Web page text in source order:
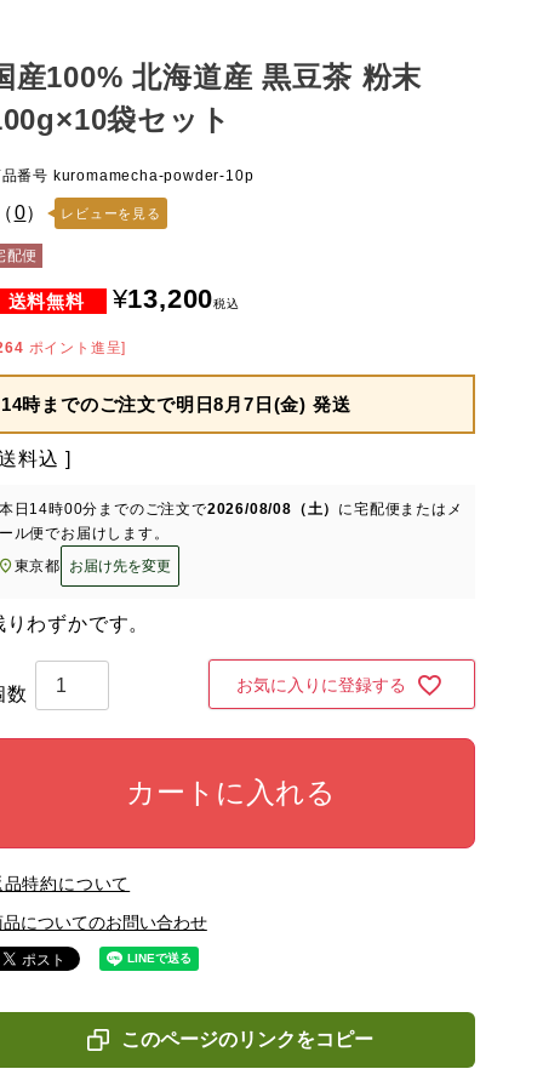
産100% 北海道産 黒豆茶 粉末
袋セット
番号 kuromamecha-powder-10p
0） レビューを見る
配便
¥13,200税込
ポイント進呈]
14時までのご注文で明日8月7日(金) 発送
料込
日 14時00分 までのご注文で2026/08/08（土） に宅配便またはメ
ル便でお届けします。
東京都
お届け先を変更
りわずかです。
お気に入りに登録する
カートに入れる
品特約について
品についてのお問い合わせ
このページのリンクをコピー